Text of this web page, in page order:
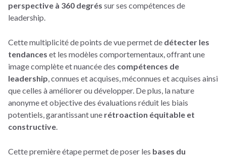
perspective à 360 degrés sur ses compétences de
leadership.
Cette multiplicité de points de vue permet de détecter les
tendances et les modèles comportementaux, offrant une
image complète et nuancée des compétences de
leadership, connues et acquises, méconnues et acquises ainsi
que celles à améliorer ou développer. De plus, la nature
anonyme et objective des évaluations réduit les biais
potentiels, garantissant une rétroaction équitable et
constructive.
Cette première étape permet de poser les bases du